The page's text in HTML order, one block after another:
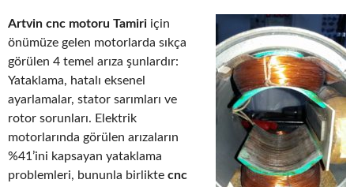
Artvin cnc motoru Tamiri için
önümüze gelen motorlarda sıkça
görülen 4 temel arıza şunlardır:
Yataklama, hatalı eksenel
ayarlamalar, stator sarımları ve
rotor sorunları. Elektrik
motorlarında görülen arızaların
%41’ini kapsayan yataklama
problemleri, bununla birlikte cnc